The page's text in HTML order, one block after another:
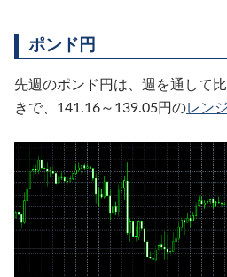
ポンド円
先週のポンド円は、週を通して
きで、141.16～139.05円の レンジ